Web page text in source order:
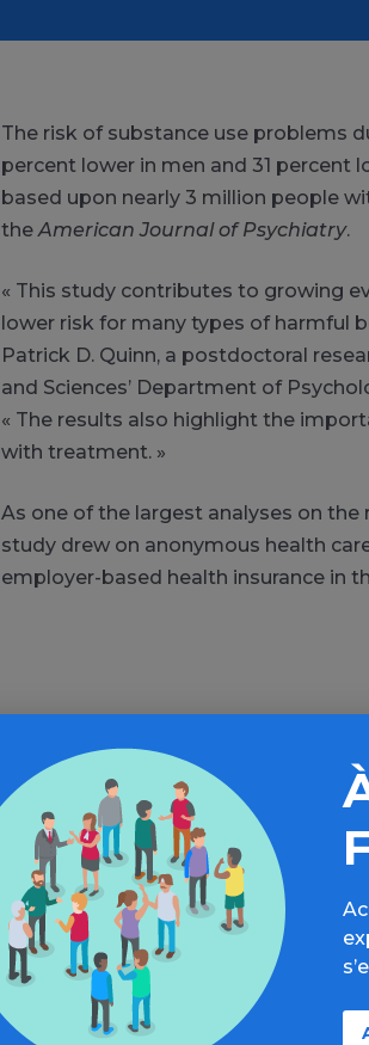
The risk of substance use problems
percent lower in men and 31 percent
based upon nearly 3 million people
the American Journal of Psychiatry.
« This study contributes to growing
lower risk for many types of harmful
Patrick D. Quinn, a postdoctoral
and Sciences’ Department of
« The results also highlight the
with treatment. »
As one of the largest analyses on
study drew on anonymous health
employer-based health insurance in
Aller plus loin
Informations, parcours
annuaires,